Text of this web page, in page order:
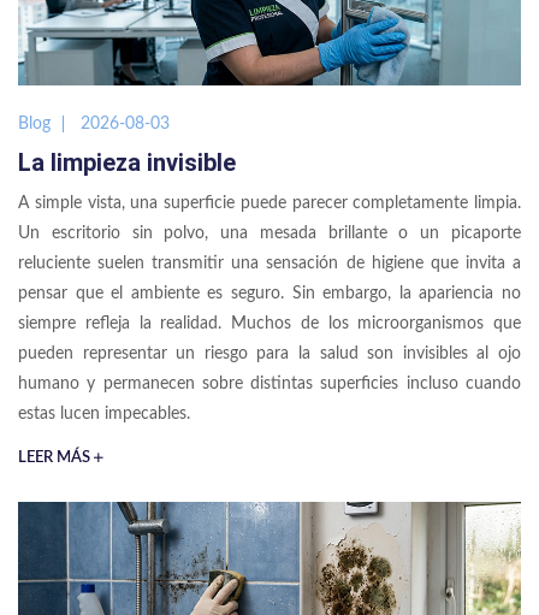
Blog 2026-08-03
La limpieza invisible
A simple vista, una superficie puede parecer completamente limpia.
Un escritorio sin polvo, una mesada brillante o un picaporte
reluciente suelen transmitir una sensación de higiene que invita a
pensar que el ambiente es seguro. Sin embargo, la apariencia no
siempre refleja la realidad. Muchos de los microorganismos que
pueden representar un riesgo para la salud son invisibles al ojo
humano y permanecen sobre distintas superficies incluso cuando
estas lucen impecables.
LEER MÁS